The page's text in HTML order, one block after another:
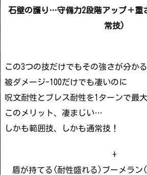
石壁の護り…守備力2段階アップ＋
常技)
この3つの技だけでもその強さが分か
被ダメージ-100だけでも凄いのに
呪文耐性とブレス耐性を1ターンで最
このメリット、凄まじい…
しかも範囲技、しかも通常技！
+
盾が持てる(耐性盛れる)ブーメラン